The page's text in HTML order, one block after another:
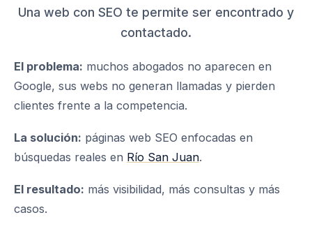
Una web con SEO te permite ser encontrado y
contactado.
El problema: muchos abogados no aparecen en
Google, sus webs no generan llamadas y pierden
clientes frente a la competencia.
La solución: páginas web SEO enfocadas en
búsquedas reales en Río San Juan.
El resultado: más visibilidad, más consultas y más
casos.